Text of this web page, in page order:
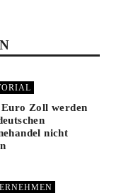
Zoll werden
nicht